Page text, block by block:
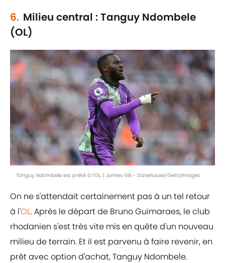
6. Milieu central : Tanguy Ndombele
(OL)
Tanguy Ndombele est prêté à l'OL. | James Gill - Danehouse/GettyImages
On ne s'attendait certainement pas à un tel retour
à l'OL. Après le départ de Bruno Guimaraes, le club
rhodanien s'est très vite mis en quête d'un nouveau
milieu de terrain. Et il est parvenu à faire revenir, en
prêt avec option d'achat, Tanguy Ndombele.